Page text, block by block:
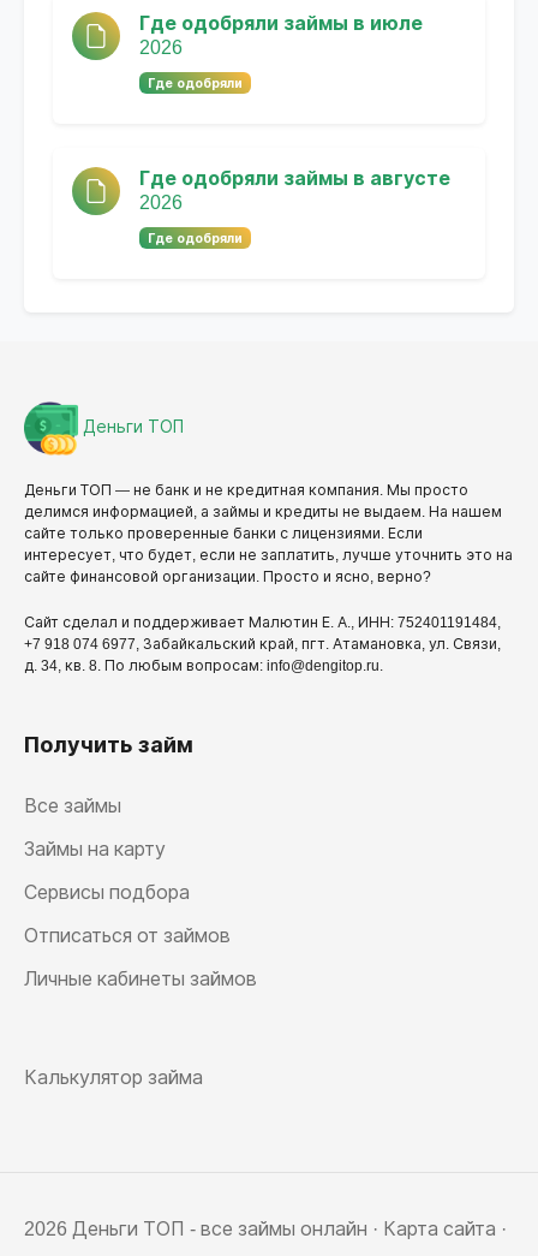
Где одобряли займы в июле
2026
Где одобряли
Где одобряли займы в августе
2026
Где одобряли
Деньги ТОП
Деньги ТОП — не банк и не кредитная компания. Мы просто
делимся информацией, а займы и кредиты не выдаем. На нашем
сайте только проверенные банки с лицензиями. Если
интересует, что будет, если не заплатить, лучше уточнить это на
сайте финансовой организации. Просто и ясно, верно?
Сайт сделал и поддерживает Малютин Е. А., ИНН: 752401191484,
+7 918 074 6977, Забайкальский край, пгт. Атамановка, ул. Связи,
д. 34, кв. 8. По любым вопросам: info@dengitop.ru.
Получить займ
Все займы
Займы на карту
Сервисы подбора
Отписаться от займов
Личные кабинеты займов
Калькулятор займа
2026 Деньги ТОП - все займы онлайн · Карта сайта ·